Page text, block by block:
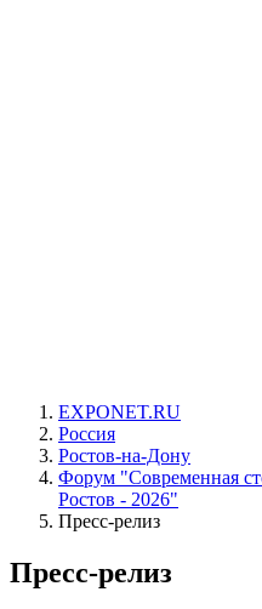
EXPONET.RU
Россия
Ростов-на-Дону
Форум "Современная
Ростов - 2026"
Пресс-релиз
Пресс-релиз